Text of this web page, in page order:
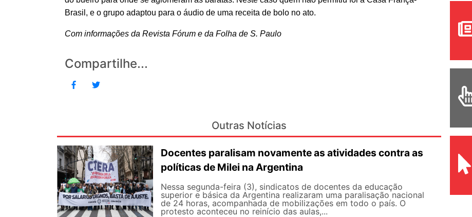
Brasil, e o grupo adaptou para o áudio de uma receita de bolo no ato.
Com informações da Revista Fórum e da Folha de S. Paulo
Compartilhe...
Outras Notícias
Docentes paralisam novamente as atividades contra as
políticas de Milei na Argentina
Nessa segunda-feira (3), sindicatos de docentes da educação
superior e básica da Argentina realizaram uma paralisação nacional
de 24 horas, acompanhada de mobilizações em todo o país. O
protesto aconteceu no reinício das aulas,...